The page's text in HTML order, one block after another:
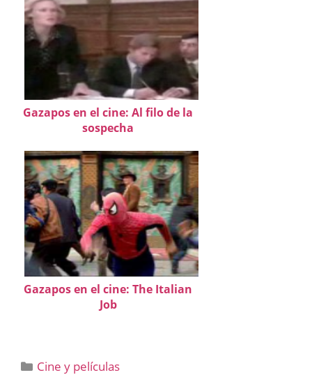
Gazapos en el cine: Al filo de la
sospecha
Gazapos en el cine: The Italian
Job
Categorías
Cine y películas